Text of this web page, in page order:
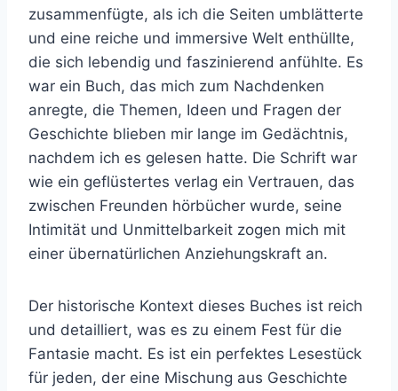
zusammenfügte, als ich die Seiten umblätterte
und eine reiche und immersive Welt enthüllte,
die sich lebendig und faszinierend anfühlte. Es
war ein Buch, das mich zum Nachdenken
anregte, die Themen, Ideen und Fragen der
Geschichte blieben mir lange im Gedächtnis,
nachdem ich es gelesen hatte. Die Schrift war
wie ein geflüstertes verlag ein Vertrauen, das
zwischen Freunden hörbücher wurde, seine
Intimität und Unmittelbarkeit zogen mich mit
einer übernatürlichen Anziehungskraft an.
Der historische Kontext dieses Buches ist reich
und detailliert, was es zu einem Fest für die
Fantasie macht. Es ist ein perfektes Lesestück
für jeden, der eine Mischung aus Geschichte